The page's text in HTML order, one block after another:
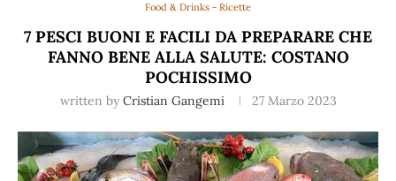
Food & Drinks - Ricette
7 PESCI BUONI E FACILI DA PREPARARE CHE
FANNO BENE ALLA SALUTE: COSTANO
POCHISSIMO
written by Cristian Gangemi 27 Marzo 2023